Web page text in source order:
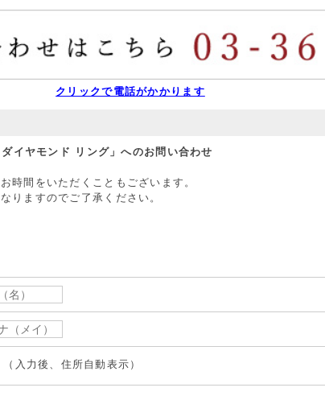
クリックで電話がかかります
イヤモンド リング」へのお問い合わせ
時間をいただくこともございます。
りますのでご了承ください。
（入力後、住所自動表示）